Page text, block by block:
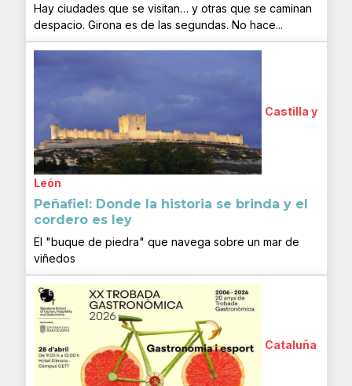
Hay ciudades que se visitan… y otras que se caminan
despacio. Girona es de las segundas. No hace...
Castilla y
León
Peñafiel: Donde la historia se brinda y el
cordero es ley
El "buque de piedra" que navega sobre un mar de
viñedos
Cataluña